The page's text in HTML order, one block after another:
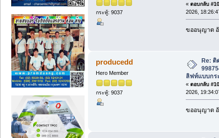
กระทู้: 9037
« ตอบกลับ
2026,
ขออนุญาต
producedd
Hero Member
กระทู้: 9037
Re: ติ
ลิฟท์แบบกร
« ตอบกลับ
2026,
ขออนุญาต